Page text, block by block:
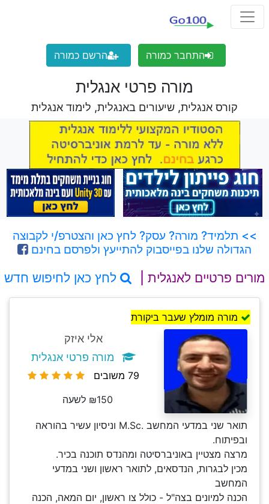
התחבר כמורה הרשם כמורה
מורה פרטי אנגלית
קורס אנגלית, שיעורים באנגלית, לימוד אנגלית
>> תלמיד? מורה? עסק? לחץ כאן והצטרפ/י לקבוצה
הגדולה שלנו בפייסבוק להתייעץ ולפרסם בחינם
מורים פרטיים לאנגלית | לחץ כאן לחיפוש חדש
מורה מומלץ שעבר ביקורת
אלי איזק
מורה פרטי אנגלית
79 משובים
₪150 לשעה
תואר שני במדעי המחשב .M.Sc וניסיון עשיר בהוראה
ובפיתוח.
מרצה מצטיין באוניברסיטה ומהנדס תוכנה בכיר.
מכין לבגרות, הנדסאים, לתואר ראשון ושני במדעי
המחשב
הכנה למיונים בצה"ל - כולל צו ראשון, יום המאה, הכנה